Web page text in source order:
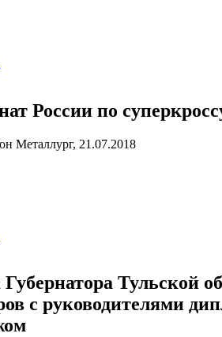
России по
Металлург, 21.07.2018
Губернатора Тульской
с руководителями